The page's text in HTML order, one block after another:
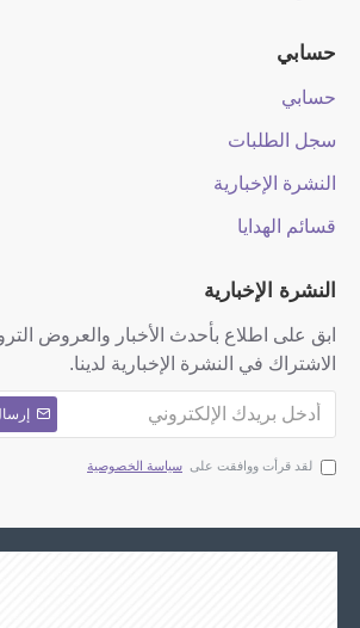
حسابي
حسابي
سجل الطلبات
النشرة الإخبارية
قسائم الهدايا
النشرة الإخبارية
ابق على اطلاع بأحدث الأخبار والعروض
الاشتراك في النشرة الإخبارية لدينا.
لقد قرأت ووافقت على سياسة الخصوصية